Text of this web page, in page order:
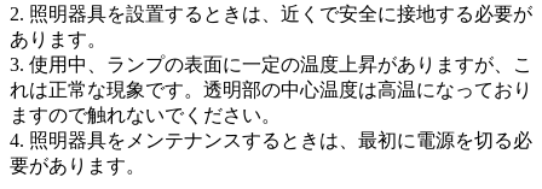
2. 照明器具を設置するときは、近くで安全に接地する必要が
あります。
3. 使用中、ランプの表面に一定の温度上昇がありますが、こ
れは正常な現象です。透明部の中心温度は高温になっており
ますので触れないでください。
4. 照明器具をメンテナンスするときは、最初に電源を切る必
要があります。